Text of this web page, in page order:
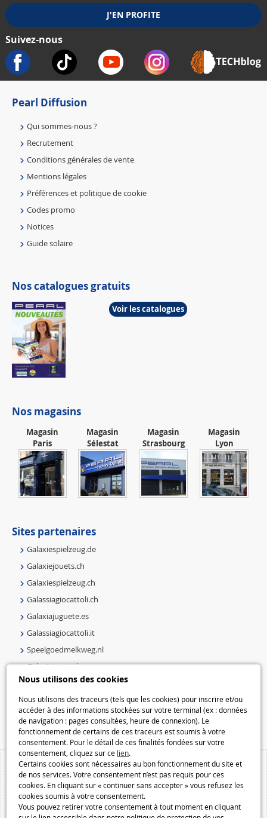
Nous utilisons des cookies
Nous utilisons des traceurs (tels que les cookies) pour inscrire et/ou
accéder à des informations stockées sur votre terminal (ex : données
de navigation : pages consultées, heure de connexion). Le
fonctionnement de certains de ces traceurs est soumis à votre
consentement. Pour le détail de ces finalités fondées sur votre
consentement, cliquez sur ce lien.
Certains cookies sont nécessaires au bon fonctionnement du site et
de nos services. Votre consentement n’est pas requis pour ces
cookies. En cliquant sur « continuer sans accepter » vous refusez les
cookies soumis à votre consentement.
Vous pouvez retirer votre consentement à tout moment en cliquant
Suivez-nous
Pearl Diffusion
Qui sommes-nous ?
Recrutement
Conditions générales de vente
Mentions légales
Préférences et politique de cookie
Codes promo
Notices
Guide solaire
Nos catalogues gratuits
Voir les catalogues
Nos magasins
Magasin
Paris
Magasin
Sélestat
Magasin
Strasbourg
Magasin
Lyon
Sites partenaires
Galaxiespielzeug.de
Galaxiejouets.ch
Galaxiespielzeug.ch
Galassiagiocattoli.ch
Galaxiajuguete.es
Galassiagiocattoli.it
Speelgoedmelkweg.nl
Galaxiejouets.be
Galaxiespielzeug.be
Speelgoedmelkweg.be
Macway.com